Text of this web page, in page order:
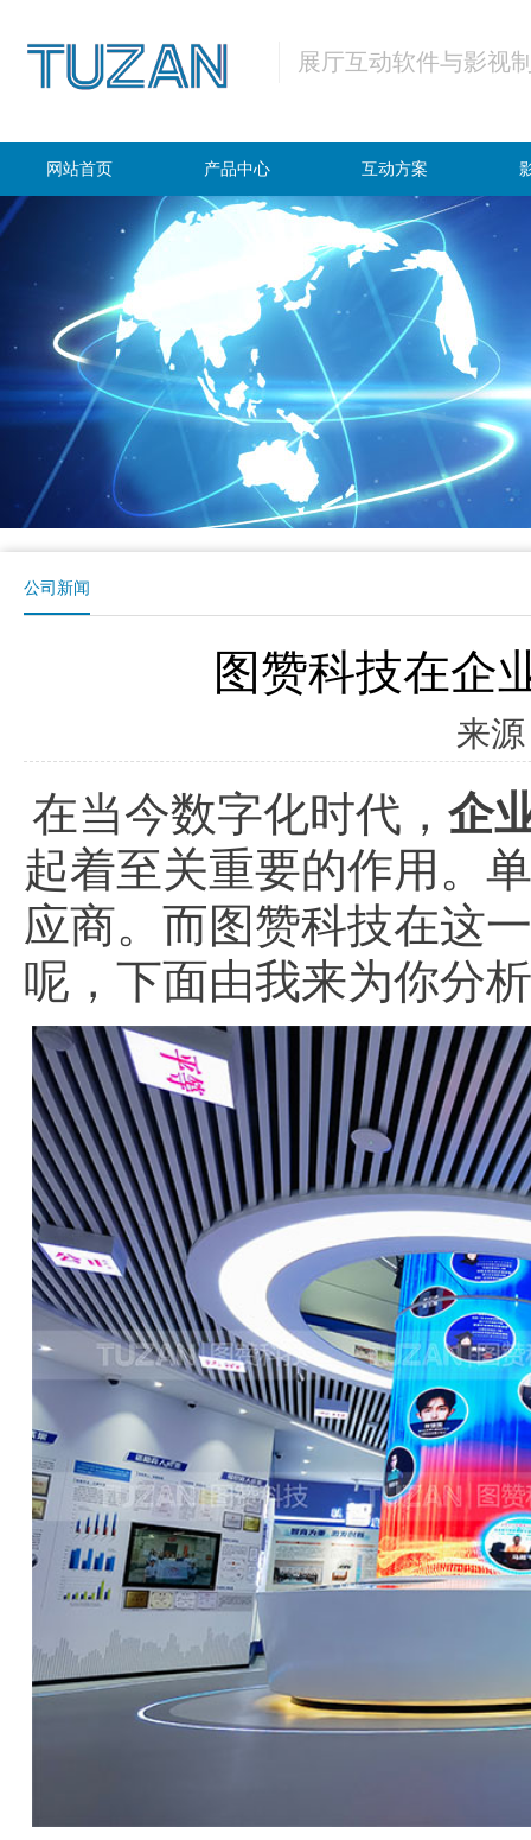
展厅互动软件与影视
网站首页 产品中心 互动方案
公司新闻
图赞科技在企
来
在当今数字化时代， 企
起着至关重要的作用。
应商。而图赞科技在这
呢，下面由我来为你分析